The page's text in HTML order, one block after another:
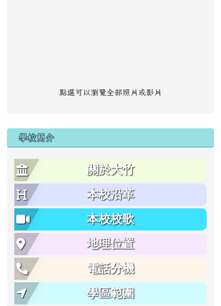
點選可以瀏覽全部照片或影片
學校簡介
關於大竹
本校沿革
本校校歌
地理位置
電話分機
學區範圍